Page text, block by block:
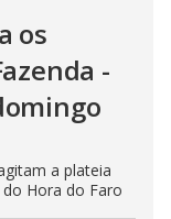
os
-
a plateia
Hora do Faro